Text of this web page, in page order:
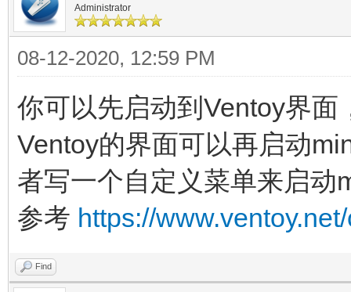
Administrator
08-12-2020, 12:59 PM
你可以先启动到Ventoy界
Ventoy的界面可以再启动
者写一个自定义菜单来启动
参考 https://
Find